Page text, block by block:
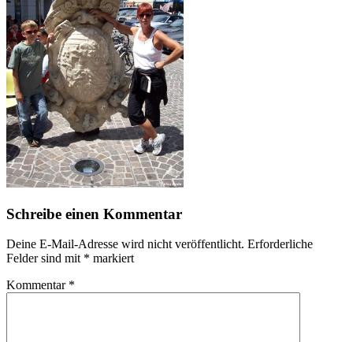
Schreibe einen Kommentar
Deine E-Mail-Adresse wird nicht veröffentlicht. Erforderliche
Felder sind mit * markiert
Kommentar *